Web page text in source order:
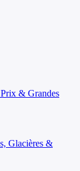
& Grandes
Glacières &